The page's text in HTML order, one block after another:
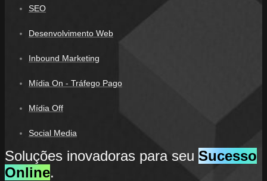
SEO
Desenvolvimento Web
Inbound Marketing
Mídia On - Tráfego Pago
Mídia Off
Social Media
Soluções inovadoras para seu Sucesso
Online.